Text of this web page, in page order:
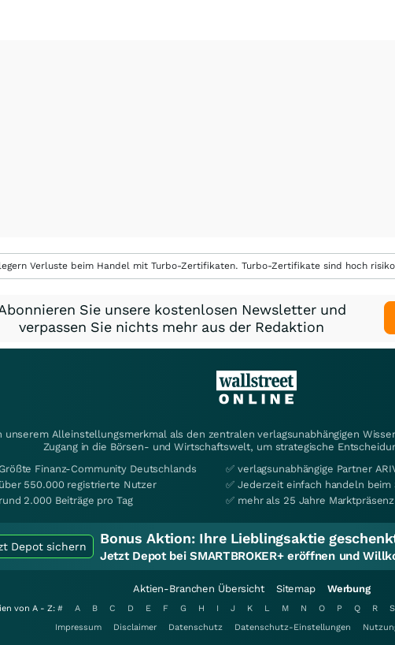
Verluste beim Handel mit Turbo-Zertifikaten. Turbo-Zertifikate sind hoch
Sie unsere kostenlosen Newsletter und
verpassen Sie nichts mehr aus der Redaktion
unserem Alleinstellungsmerkmal als den zentralen verlagsunabhängigen
Zugang in die Börsen- und Wirtschaftswelt, um strategische
Finanz-Community Deutschlands
550.000 registrierte Nutzer
2.000 Beiträge pro Tag
✅ verlagsunabhängige Partner
✅ Jederzeit einfach handeln beim
✅ mehr als 25 Jahre Marktpräsenz
Depot sichern Bonus Aktion: Ihre Lieblingsaktie
Jetzt Depot bei SMARTBROKER+ eröffnen und
Aktien-Branchen Übersicht Sitemap Werbung
von A - Z: # A B C D E F G H I J K L M N O P Q R S
Impressum
Disclaimer Datenschutz Datenschutz-Einstellungen